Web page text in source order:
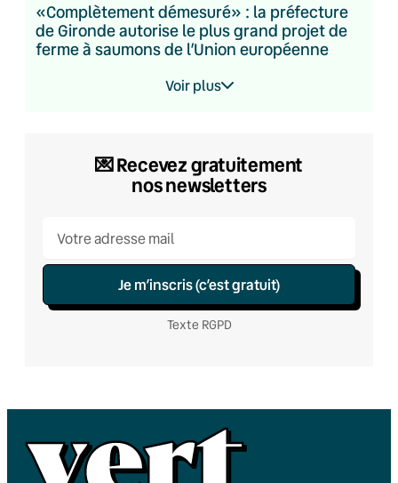
«Complètement démesuré» : la préfecture
de Gironde autorise le plus grand projet de
ferme à saumons de l’Union européenne
Voir plus
💌 Recevez gratuitement
nos newsletters
Je m’inscris (c’est gratuit)
Texte RGPD